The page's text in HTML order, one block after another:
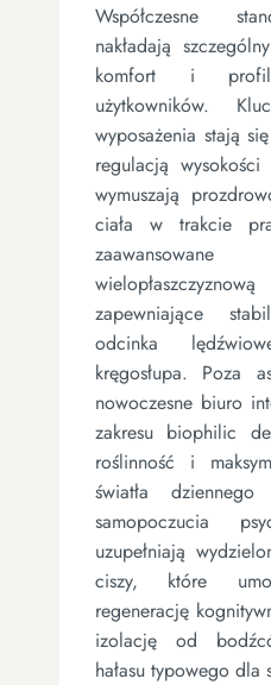
Współczesne
nakładają
komfort i
użytkowników.
wyposażenia stają
regulacją
wymuszają
ciała w trakcie
zapewniające
odcinka
kręgosłupa. Poza
nowoczesne biuro
zakresu biophilic
roślinność i
światła
samopoczucia
uzupełniają
ciszy, które
regenerację
izolację od
hałasu typowego dla